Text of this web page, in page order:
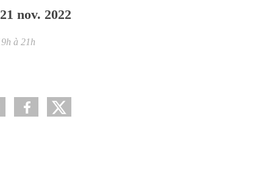
21 nov. 2022
à 21h